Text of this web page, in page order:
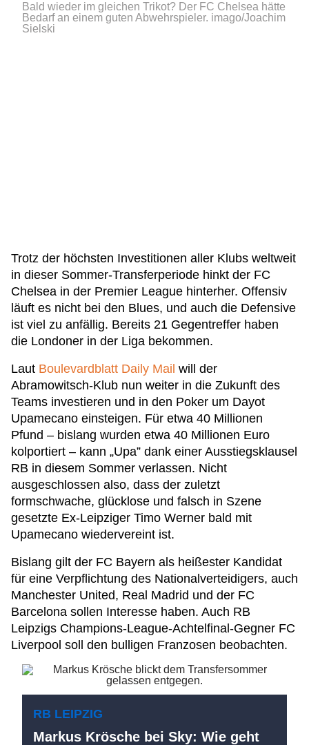
Bald wieder im gleichen Trikot? Der FC Chelsea hätte
Bedarf an einem guten Abwehrspieler. imago/Joachim
Sielski
Trotz der höchsten Investitionen aller Klubs weltweit
in dieser Sommer-Transferperiode hinkt der FC
Chelsea in der Premier League hinterher. Offensiv
läuft es nicht bei den Blues, und auch die Defensive
ist viel zu anfällig. Bereits 21 Gegentreffer haben
die Londoner in der Liga bekommen.
Laut Boulevardblatt Daily Mail will der
Abramowitsch-Klub nun weiter in die Zukunft des
Teams investieren und in den Poker um Dayot
Upamecano einsteigen. Für etwa 40 Millionen
Pfund – bislang wurden etwa 40 Millionen Euro
kolportiert – kann „Upa” dank einer Ausstiegsklausel
RB in diesem Sommer verlassen. Nicht
ausgeschlossen also, dass der zuletzt
formschwache, glücklose und falsch in Szene
gesetzte Ex-Leipziger Timo Werner bald mit
Upamecano wiedervereint ist.
Bislang gilt der FC Bayern als heißester Kandidat
für eine Verpflichtung des Nationalverteidigers, auch
Manchester United, Real Madrid und der FC
Barcelona sollen Interesse haben. Auch RB
Leipzigs Champions-League-Achtelfinal-Gegner FC
Liverpool soll den bulligen Franzosen beobachten.
RB LEIPZIG
Markus Krösche bei Sky: Wie geht